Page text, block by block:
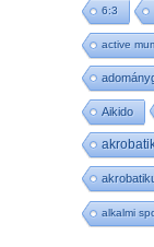
6:3
active
Aikido
alkalmi